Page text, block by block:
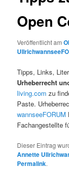
Open
Veröffentlicht am
Tipps, Links,
Urheberrecht
living.com zu
Paste.
wannseeFORUM
Fachangestellte
Dieser Eintrag
Annette
Permalink.